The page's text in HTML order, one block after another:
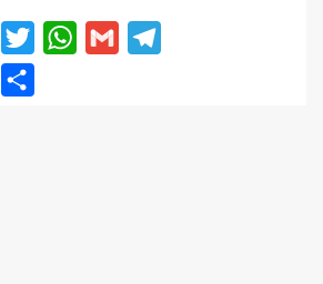
Facebook
TwitterWhatsApp
Gmail
Messenger